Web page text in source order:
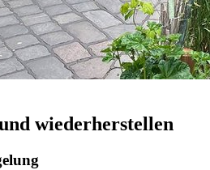
wiederherstellen